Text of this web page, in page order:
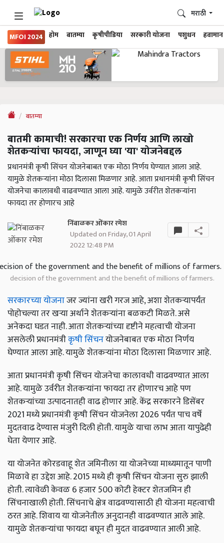
MFOI 2024 होम बातम्या कृषीपीडिया सरकारी योजना पशुधन हवामान
मराठी
बातम्या
बातमी कामाची! सरकारचा एक निर्णय आणि लाखो
शेतकऱ्यांचा फायदा, जाणून घ्या 'या' योजनेबद्दल
प्रधानमंत्री कृषी सिंचन योजनेबाबत एक मोठा निर्णय घेण्यात आला आहे.
यामुळे शेतकऱ्यांना मोठा दिलासा मिळणार आहे. आता प्रधानमंत्री कृषी सिंचन
योजनेचा कालावधी वाढवण्यात आला आहे. यामुळे उर्वरीत शेतकऱ्यांना
फायदा तर होणारच आहे
निंबाळकर ओंकार रमेश
Updated on Friday, 01 April
2022 12:48 PM
decision of the government and the benefit of millions of farmers.
सरकारच्या योजनाजर ज्यांना खरी गरज आहे, अशा शेतकऱ्यापर्यंत
पोहोचल्या तर खऱ्या अर्थाने शेतकऱ्यांना बळकटी मिळते. असे
अनेकदा घडत नाही. आता शेतकऱ्यांच्या दृष्टीने महत्वाची योजना
असलेली प्रधानमंत्रीकृषी सिंचनयोजनेबाबत एक मोठा निर्णय
घेण्यात आला आहे. यामुळे शेतकऱ्यांना मोठा दिलासा मिळणार आहे.
आता प्रधानमंत्री कृषी सिंचन योजनेचा कालावधी वाढवण्यात आला
आहे. यामुळे उर्वरीत शेतकऱ्यांना फायदा तर होणारच आहे पण
शेतकऱ्यांच्या उत्पादनातही वाढ होणार आहे. केंद्र सरकारने डिसेंबर
2021 मध्ये प्रधानमंत्री कृषी सिंचन योजनेला 2026 पर्यंत पाच वर्षे
मुदतवाढ देण्यास मंजुरी दिली होती. यामुळे याचा लाभ आता यापुढेही
घेता येणार आहे.
या योजनेत कोरडवाहू शेत जमिनीला या योजनेच्या माध्यमातून पाणी
मिळावे हा उद्देश आहे. 2015 मध्ये ही कृषी सिंचन योजना सुरु झाली
होती. त्यावेळी केवळ 6 हजार 500 कोटी हेक्टर शेतजमिन ही
सिंचनाखाली होती. सिंचनाचे क्षेत्र वाढवण्यासाठी ही योजना महत्वाची
ठरत आहे. शिवाय या योजनेतील अनुदानही वाढवण्यात आले आहे.
यामुळे शेतकऱ्यांचा फायदा बघून ही मुदत वाढवण्यात आली आहे.